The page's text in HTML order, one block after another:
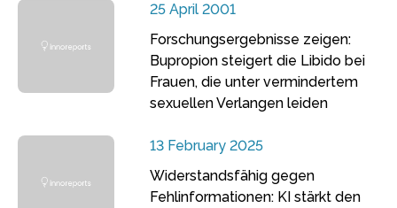
25 April 2001
Forschungsergebnisse zeigen:
Bupropion steigert die Libido bei
Frauen, die unter vermindertem
sexuellen Verlangen leiden
13 February 2025
Widerstandsfähig gegen
Fehlinformationen: KI stärkt den